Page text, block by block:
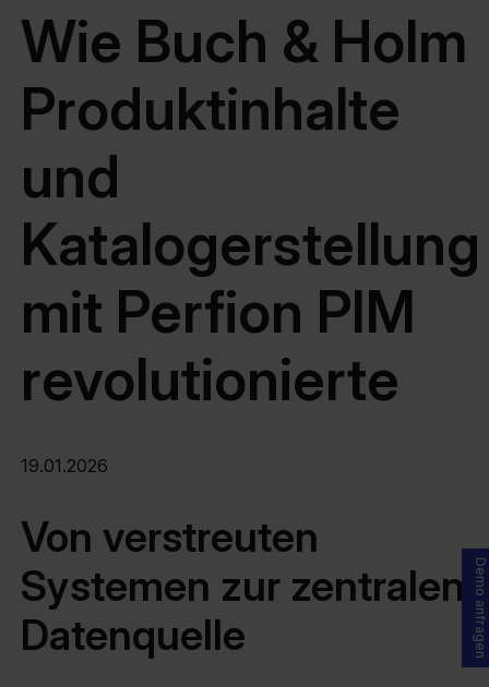
Wie Buch & Holm
Produktinhalte
und
Katalogerstellung
mit Perfion PIM
revolutionierte
19.01.2026
Von verstreuten
Systemen zur zentralen
Datenquelle
Demo anfragen